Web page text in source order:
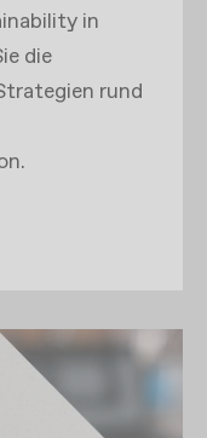
in
die
rund